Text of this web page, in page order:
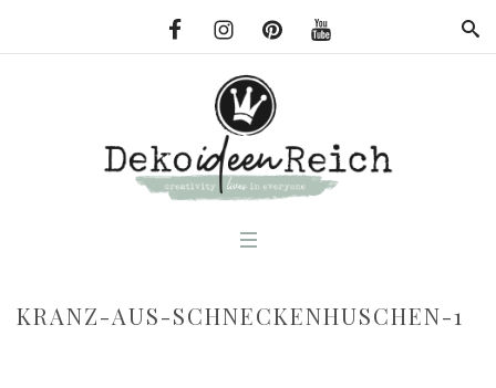
KRANZ-AUS-SCHNECKENHUSCHEN-1